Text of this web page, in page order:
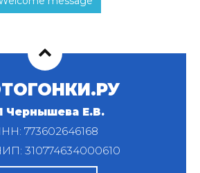
Чернышева Е.В.
773602646168
310774634000610